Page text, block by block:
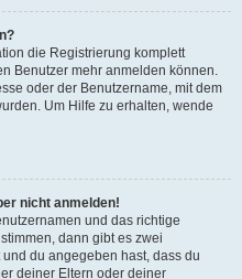
die Registrierung komplett
Benutzer mehr anmelden können.
oder der Benutzername, mit dem
Um Hilfe zu erhalten, wende
nicht anmelden!
und das richtige
dann gibt es zwei
und du angegeben hast, dass du
deiner Eltern oder deiner